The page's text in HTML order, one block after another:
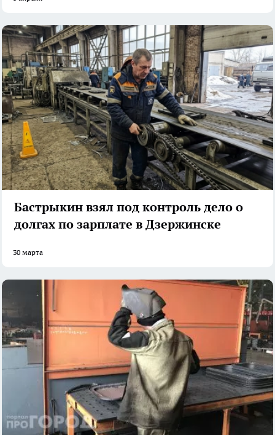
Бастрыкин взял под контроль дело о
долгах по зарплате в Дзержинске
30 марта